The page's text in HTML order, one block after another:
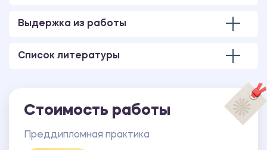
ПРИЛОЖЕНИЕ А Баланс (МСФО)
Выдержка из работы
Список литературы
Стоимость работы
Преддипломная практика